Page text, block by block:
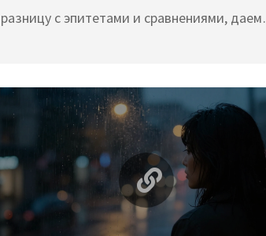
разницу с эпитетами и сравнениями, даем